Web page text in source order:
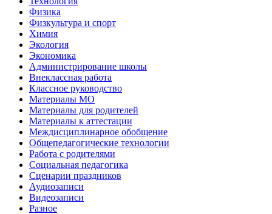
Физика
Физкультура и спорт
Химия
Экология
Экономика
Администрирование школы
Внеклассная работа
Классное руководство
Материалы МО
Материалы для родителей
Материалы к аттестации
Междисциплинарное обобщение
Общепедагогические технологии
Работа с родителями
Социальная педагогика
Сценарии праздников
Аудиозаписи
Видеозаписи
Разное